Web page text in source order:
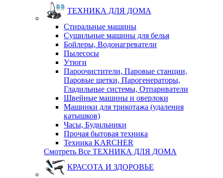
ТЕХНИКА ДЛЯ ДОМА
Стиральные машины
Сушильные машины для белья
Бойлеры, Водонагреватели
Пылесосы
Утюги
Пароочистители, Паровые станции,
Паровые щетки, Парогенераторы,
Гладильные системы, Отпариватели
Швейные машины и оверлоки
Машинки для трикотажа (удаления
катышков)
Часы, Будильники
Прочая бытовая техника
Техника KARCHER
Смотреть Все ТЕХНИКА ДЛЯ ДОМА
КРАСОТА И ЗДОРОВЬЕ